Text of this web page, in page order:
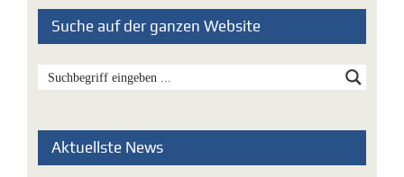
Suche auf der ganzen Website
Aktuellste News